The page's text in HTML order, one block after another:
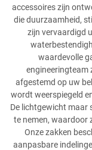
accessoires zijn
die duurzaamheid,
zijn vervaardigd
waardevolle
engineeringteam
afgestemd op uw
wordt weerspiegeld
De lichtgewicht maar
te nemen, waardoor
Onze zakken
aanpasbare